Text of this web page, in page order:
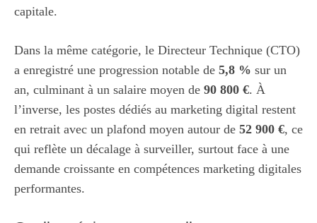
capitale.
Dans la même catégorie, le Directeur Technique (CTO)
a enregistré une progression notable de 5,8 % sur un
an, culminant à un salaire moyen de 90 800 €. À
l’inverse, les postes dédiés au marketing digital restent
en retrait avec un plafond moyen autour de 52 900 €, ce
qui reflète un décalage à surveiller, surtout face à une
demande croissante en compétences marketing digitales
performantes.